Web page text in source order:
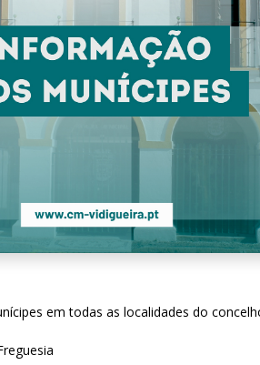
em todas as localidades do